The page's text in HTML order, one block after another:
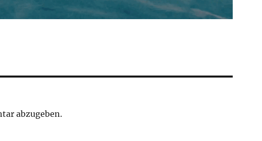
abzugeben.